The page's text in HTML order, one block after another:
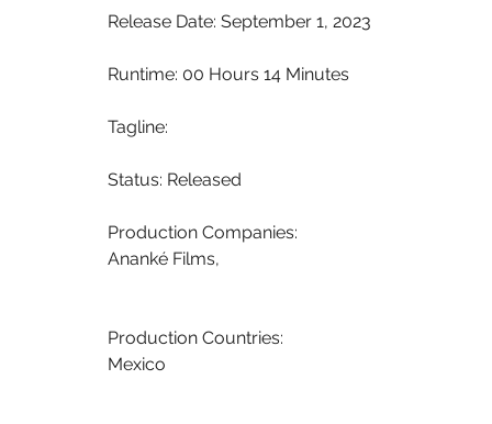
Release Date: September 1, 2023
Runtime: 00 Hours 14 Minutes
Tagline:
Status: Released
Production Companies:
Ananké Films,
Production Countries:
Mexico